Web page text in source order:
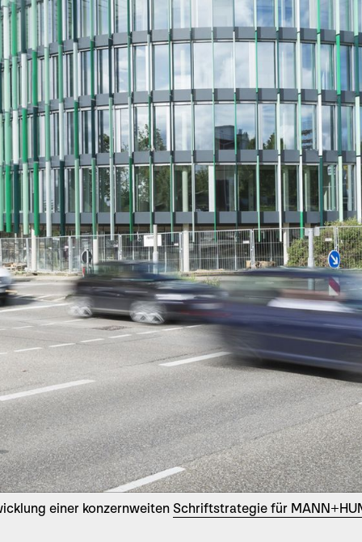
einer konzernweiten Schriftstrategie für